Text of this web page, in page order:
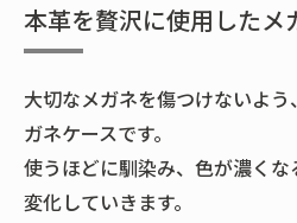
本革を贅沢に使用したメ
大切なメガネを傷つけないよ
ガネケースです。
使うほどに馴染み、色が濃くな
変化していきます。